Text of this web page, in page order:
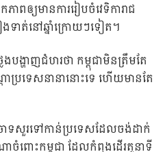
ពឲ្យមានការរៀបចំវេទិការាជ
ងទាត់នៅឆ្នាំក្រោយៗទៀត។
បង្ហាញជំហរថា កម្ពុជាមិនត្រឹមតែ
រទេសនានានោះទេ ហើយមានតែ
ទសួរទៅកាន់ប្រទេសដែលចង់ដាក់
ចំពោះកម្ពុជា ដែលកំពុងដើរតួនាទី